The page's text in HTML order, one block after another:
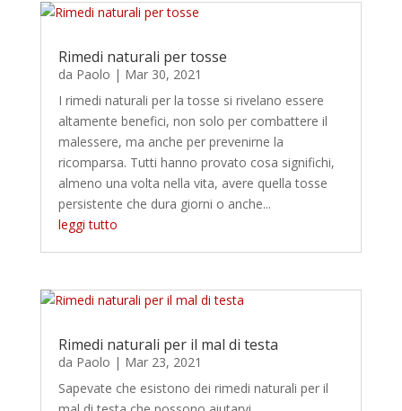
Rimedi naturali per tosse
da Paolo | Mar 30, 2021
I rimedi naturali per la tosse si rivelano essere
altamente benefici, non solo per combattere il
malessere, ma anche per prevenirne la
ricomparsa. Tutti hanno provato cosa significhi,
almeno una volta nella vita, avere quella tosse
persistente che dura giorni o anche...
leggi tutto
Rimedi naturali per il mal di testa
da Paolo | Mar 23, 2021
Sapevate che esistono dei rimedi naturali per il